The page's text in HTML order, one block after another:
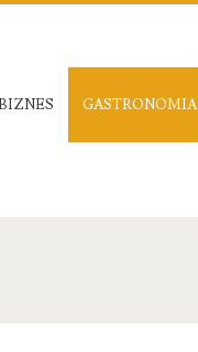
GASTRONOMIA